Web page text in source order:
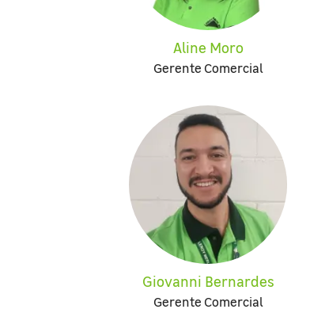
Aline Moro
Gerente Comercial
Giovanni Bernardes
Gerente Comercial